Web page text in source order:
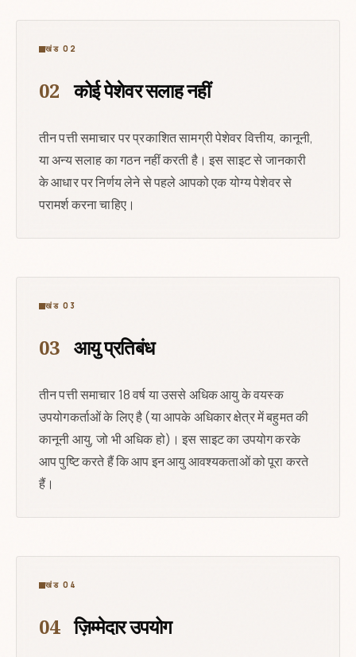
खंड 02
02 कोई पेशेवर सलाह नहीं
तीन पत्ती समाचार पर प्रकाशित सामग्री पेशेवर वित्तीय, कानूनी,
या अन्य सलाह का गठन नहीं करती है। इस साइट से जानकारी
के आधार पर निर्णय लेने से पहले आपको एक योग्य पेशेवर से
परामर्श करना चाहिए।
खंड 03
03 आयु प्रतिबंध
तीन पत्ती समाचार 18 वर्ष या उससे अधिक आयु के वयस्क
उपयोगकर्ताओं के लिए है (या आपके अधिकार क्षेत्र में बहुमत की
कानूनी आयु, जो भी अधिक हो)। इस साइट का उपयोग करके
आप पुष्टि करते हैं कि आप इन आयु आवश्यकताओं को पूरा करते
हैं।
खंड 04
04 ज़िम्मेदार उपयोग